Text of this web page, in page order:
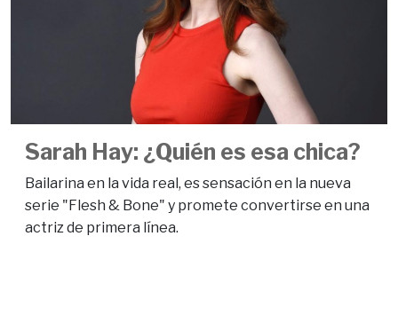
Sarah Hay: ¿Quién es esa chica?
Bailarina en la vida real, es sensación en la nueva
serie "Flesh & Bone" y promete convertirse en una
actriz de primera línea.